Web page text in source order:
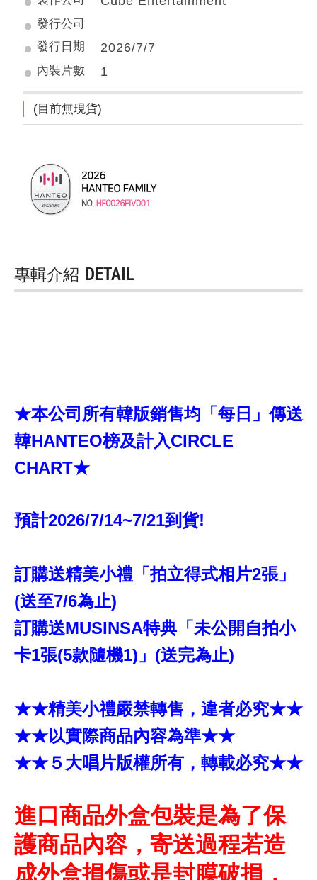
發行公司
發行日期
2026/7/7
內裝片數 1
(目前無現貨)
專輯介紹 DETAIL
★本公司所有韓版銷售均「每日」傳送
韓HANTEO榜及計入CIRCLE
CHART★
預計2026/7/14~7/21到貨!
訂購送精美小禮「拍立得式相片2張」
(送至7/6為止)
訂購送MUSINSA特典「未公開自拍小
卡1張(5款隨機1)」(送完為止)
★★精美小禮嚴禁轉售，違者必究★★
★★以實際商品內容為準★★
★★５大唱片版權所有，轉載必究★★
進口商品外盒包裝是為了保
護商品內容，寄送過程若造
成外盒損傷或是封膜破損，